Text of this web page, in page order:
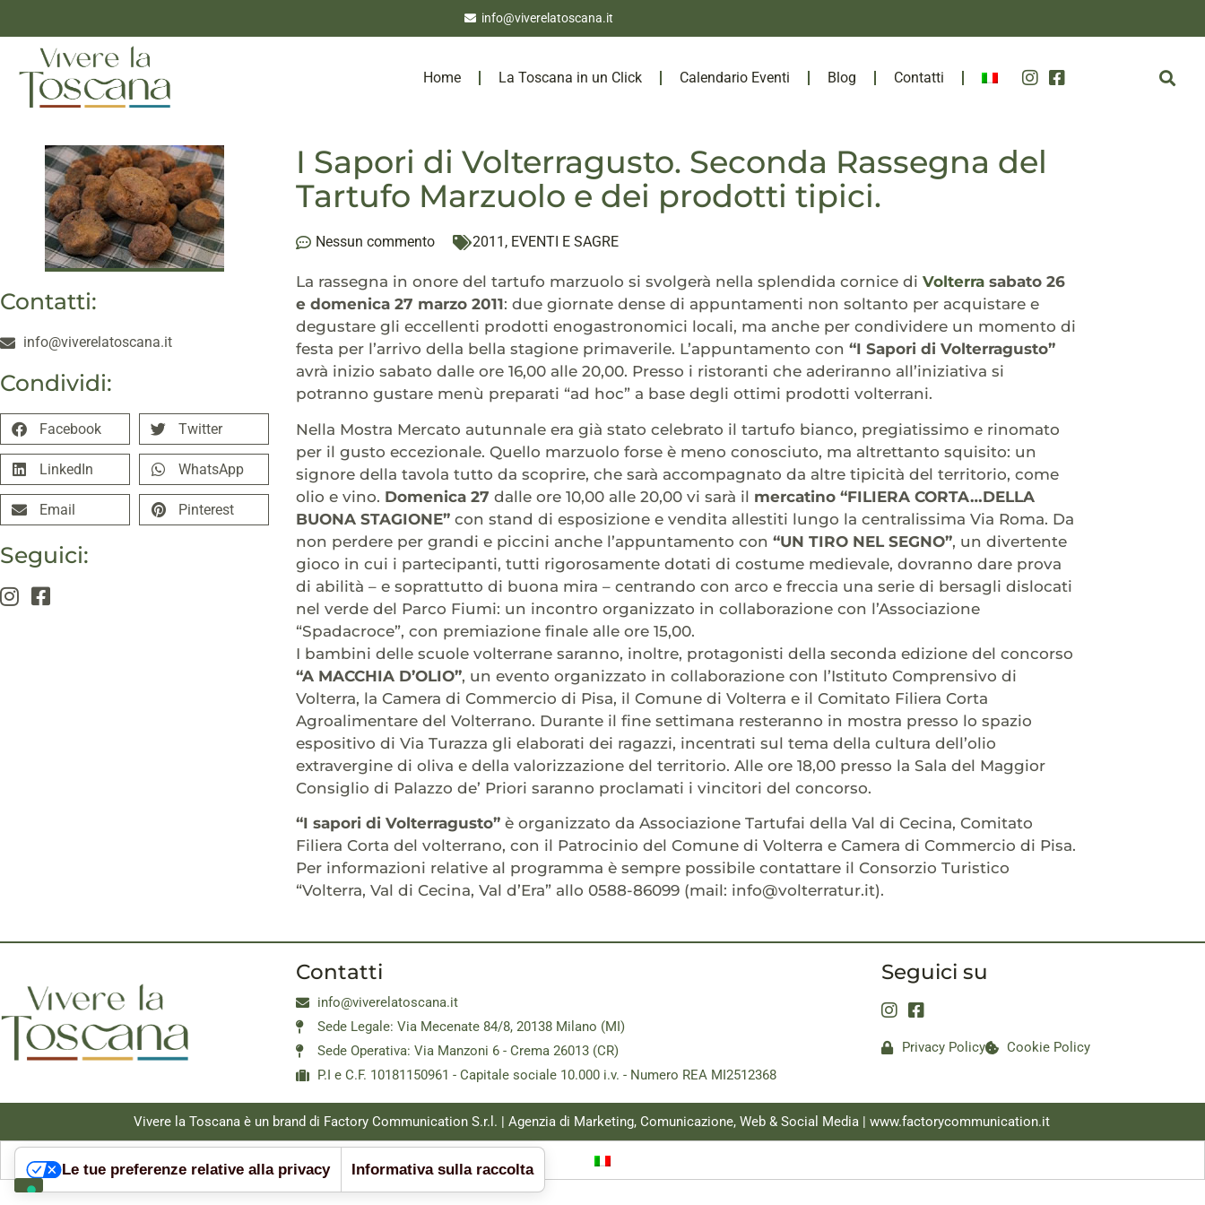
info@viverelatoscana.it
Home La Toscana in un Click Calendario Eventi Blog Contatti
Contatti:
info@viverelatoscana.it
Condividi:
Facebook Twitter
LinkedIn WhatsApp
Email Pinterest
Seguici:
I Sapori di Volterragusto. Seconda Rassegna del
Tartufo Marzuolo e dei prodotti tipici.
Nessun commento 2011 , EVENTI E SAGRE
La rassegna in onore del tartufo marzuolo si svolgerà nella splendida cornice di Volterra sabato 26
e domenica 27 marzo 2011: due giornate dense di appuntamenti non soltanto per acquistare e
degustare gli eccellenti prodotti enogastronomici locali, ma anche per condividere un momento di
festa per l’arrivo della bella stagione primaverile. L’appuntamento con “I Sapori di Volterragusto”
avrà inizio sabato dalle ore 16,00 alle 20,00. Presso i ristoranti che aderiranno all’iniziativa si
potranno gustare menù preparati “ad hoc” a base degli ottimi prodotti volterrani.
Nella Mostra Mercato autunnale era già stato celebrato il tartufo bianco, pregiatissimo e rinomato
per il gusto eccezionale. Quello marzuolo forse è meno conosciuto, ma altrettanto squisito: un
signore della tavola tutto da scoprire, che sarà accompagnato da altre tipicità del territorio, come
olio e vino. Domenica 27 dalle ore 10,00 alle 20,00 vi sarà il mercatino “FILIERA CORTA…DELLA
BUONA STAGIONE” con stand di esposizione e vendita allestiti lungo la centralissima Via Roma. Da
non perdere per grandi e piccini anche l’appuntamento con “UN TIRO NEL SEGNO”, un divertente
gioco in cui i partecipanti, tutti rigorosamente dotati di costume medievale, dovranno dare prova
di abilità – e soprattutto di buona mira – centrando con arco e freccia una serie di bersagli dislocati
nel verde del Parco Fiumi: un incontro organizzato in collaborazione con l’Associazione
“Spadacroce”, con premiazione finale alle ore 15,00.
I bambini delle scuole volterrane saranno, inoltre, protagonisti della seconda edizione del concorso
“A MACCHIA D’OLIO”, un evento organizzato in collaborazione con l’Istituto Comprensivo di
Volterra, la Camera di Commercio di Pisa, il Comune di Volterra e il Comitato Filiera Corta
Agroalimentare del Volterrano. Durante il fine settimana resteranno in mostra presso lo spazio
espositivo di Via Turazza gli elaborati dei ragazzi, incentrati sul tema della cultura dell’olio
extravergine di oliva e della valorizzazione del territorio. Alle ore 18,00 presso la Sala del Maggior
Consiglio di Palazzo de’ Priori saranno proclamati i vincitori del concorso.
“I sapori di Volterragusto” è organizzato da Associazione Tartufai della Val di Cecina, Comitato
Filiera Corta del volterrano, con il Patrocinio del Comune di Volterra e Camera di Commercio di Pisa.
Per informazioni relative al programma è sempre possibile contattare il Consorzio Turistico
“Volterra, Val di Cecina, Val d’Era” allo 0588-86099 (mail: info@volterratur.it).
Contatti
info@viverelatoscana.it
Sede Legale: Via Mecenate 84/8, 20138 Milano (MI)
Sede Operativa: Via Manzoni 6 - Crema 26013 (CR)
P.I e C.F. 10181150961 - Capitale sociale 10.000 i.v. - Numero REA MI2512368
Seguici su
Privacy Policy Cookie Policy
Vivere la Toscana è un brand di Factory Communication S.r.l. | Agenzia di Marketing, Comunicazione, Web & Social Media | www.factorycommunication.it
Le tue preferenze relative alla privacy Informativa sulla raccolta